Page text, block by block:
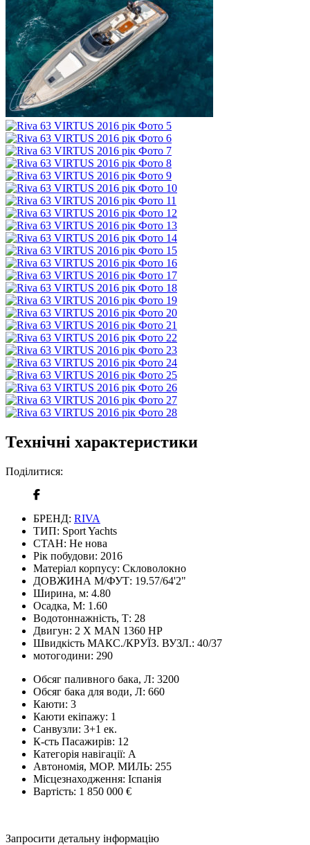
Технічні характеристики
Поділитися:
БРЕНД: RIVA
ТИП: Sport Yachts
СТАН: Не нова
Рік побудови: 2016
Матеріал корпусу: Скловолокно
ДОВЖИНА М/ФУТ: 19.57/64'2"
Ширина, м: 4.80
Осадка, М: 1.60
Водотоннажність, Т: 28
Двигун: 2 X MAN 1360 HР
Швидкість МАКС./КРУЇЗ. ВУЗЛ.: 40/37
мотогодини: 290
Обсяг паливного бака, Л: 3200
Обсяг бака для води, Л: 660
Каюти: 3
Каюти екіпажу: 1
Санвузли: 3+1 ек.
К-сть Пасажирів: 12
Категорія навігації: A
Автономія, МОР. МИЛЬ: 255
Місцезнаходження: Іспанія
Вартість: 1 850 000 €
Запросити детальну інформацію